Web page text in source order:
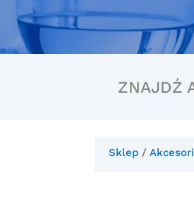
ZNAJDŹ
Sklep /